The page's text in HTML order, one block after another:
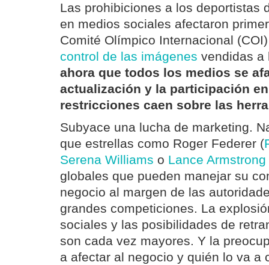
Las prohibiciones a los deportistas
en medios sociales afectaron
Comité Olímpico Internacional
control de las imágenes vendidas a
ahora que todos los medios se
actualización y la participación
restricciones caen sobre las
Subyace una lucha de marketing.
que estrellas como Roger Federer (
Serena Williams o Lance Armstrong
globales que pueden manejar su
negocio al margen de las
grandes competiciones. La
sociales y las posibilidades de
son cada vez mayores. Y la
a afectar al negocio y quién lo va a